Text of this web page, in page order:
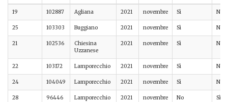
19 102887 Agliana 2021 novembre Sì No
25 103303 Buggiano 2021 novembre Sì No
21 102536
Chiesina
Uzzanese
2021 novembre Sì No
22 103172 Lamporecchio 2021 novembre Sì No
24 104049 Lamporecchio 2021 novembre Sì No
28 96446 Lamporecchio 2021 novembre No Sì